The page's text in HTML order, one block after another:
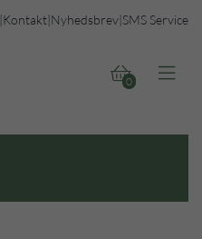
|Kontakt|Nyhedsbrev|SMS Service


0